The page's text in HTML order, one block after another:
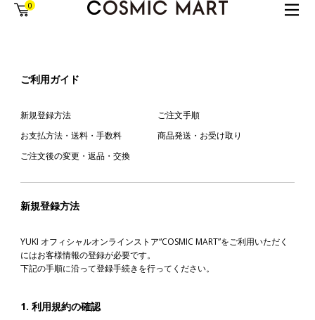
0
ご利用ガイド
新規登録方法
ご注文手順
お支払方法・送料・手数料
商品発送・お受け取り
ご注文後の変更・返品・交換
新規登録方法
YUKI オフィシャルオンラインストア“COSMIC MART”をご利用いただく
にはお客様情報の登録が必要です。
下記の手順に沿って登録手続きを行ってください。
1. 利用規約の確認